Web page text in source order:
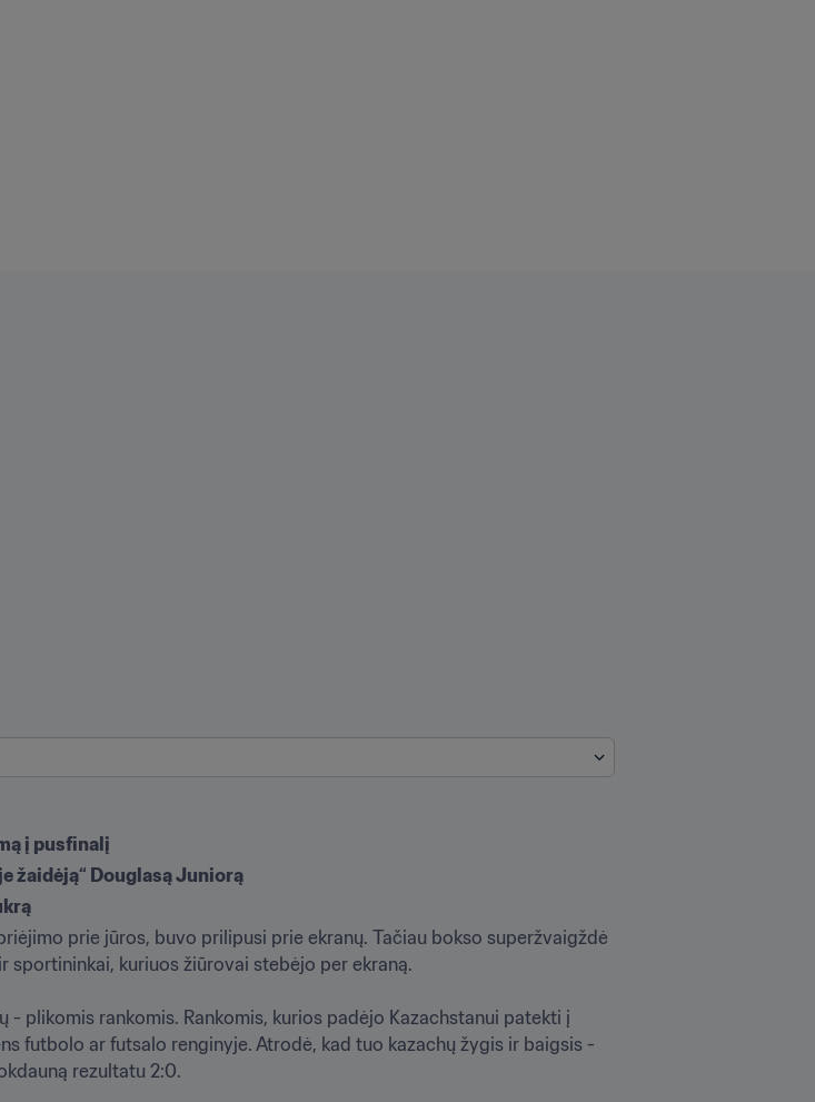
į pusfinalį
žaidėją“ Douglasą Juniorą
prie jūros, buvo prilipusi prie ekranų. Tačiau bokso superžvaigždė
sportininkai, kuriuos žiūrovai stebėjo per ekraną.
plikomis rankomis. Rankomis, kurios padėjo Kazachstanui patekti į
futbolo ar futsalo renginyje. Atrodė, kad tuo kazachų žygis ir baigsis -
rezultatu 2:0.